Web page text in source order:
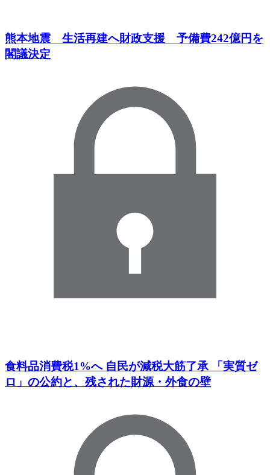
熊本地震 生活再建へ財政支援 予備費242億円を
閣議決定
食料品消費税1%へ 自民が減税大筋了承 「実質ゼ
ロ」の公約と、残された財源・外食の壁